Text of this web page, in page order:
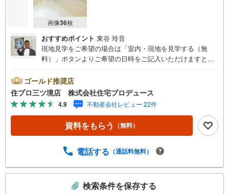
画像36枚
おすすめポイント 東谷 玲音
現地見学をご希望の場合は「室内・現地を見学する（無
料）」ボタンよりご希望の日時をご記入いただけますとス
間市エリアに強い！ 住プロは、大和市・綾瀬市・座間市エ
リアの不動産売買専門会社です！最新物件情報や当社限定
で販売する物件情報も多数ございますので、お気軽にお問
合せ下さい！ -------------- 弊社独自の住宅ローン提案システ
ム 弊社ではファイナンシャル専門スタッフによる【丁寧な
資金アドバイス】【ファイナンシャルプラン提案書の作
【定年時の住宅ローン残高】【住宅購入者だけが加入でき
ナス】これから多くなる【教育費】住宅を買った後から始
まる【住宅ローン返済】65歳以上から必要になる【老後の
費用負担】住宅探しの【このタイミング】で不安な部分を
ゴールド推奨店
住プロ三ツ境店 株式会社住宅プロデュース
4.9 不動産会社レビュー 22件
資料をもらう （無料）
電話する （通話料無料）
検索条件を保存する